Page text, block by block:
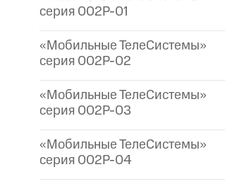
серия 002P-01
«Мобильные ТелеСистемы»
серия 002P-02
«Мобильные ТелеСистемы»
серия 002P-03
«Мобильные ТелеСистемы»
серия 002P-04